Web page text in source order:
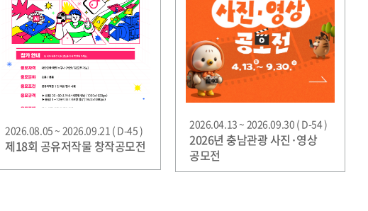
2026.08.05 ~ 2026.09.21 ( D-45 )
제18회 공유저작물 창작공모전
2026.04.13 ~ 2026.09.30 ( D-54 )
2026년 충남관광 사진·영상
공모전